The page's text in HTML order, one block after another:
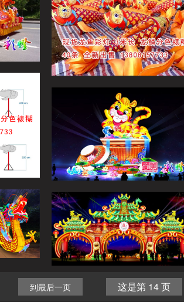
到最后一页 这是第 14 页